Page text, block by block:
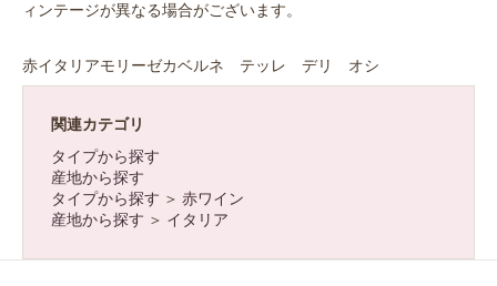
お買い物を続ける
ィンテージが異なる場合がございます。
赤イタリアモリーゼカベルネ テッレ デリ オシ
関連カテゴリ
タイプから探す
産地から探す
タイプから探す ＞ 赤ワイン
産地から探す ＞ イタリア